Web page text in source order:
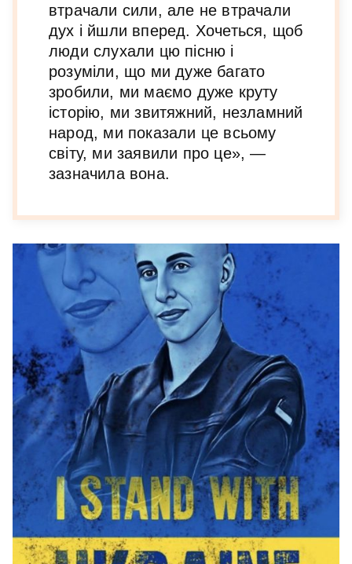
втрачали сили, але не втрачали
дух і йшли вперед. Хочеться, щоб
люди слухали цю пісню і
розуміли, що ми дуже багато
зробили, ми маємо дуже круту
історію, ми звитяжний, незламний
народ, ми показали це всьому
світу, ми заявили про це», —
зазначила вона.